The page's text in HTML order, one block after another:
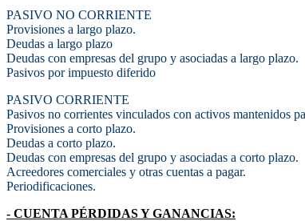
PASIVO NO CORRIENTE
Provisiones a largo plazo.
Deudas a largo plazo
Deudas con empresas del grupo y asociadas a largo plazo.
Pasivos por impuesto diferido
PASIVO CORRIENTE
Pasivos no corrientes vinculados con activos mantenidos
Provisiones a corto plazo.
Deudas a corto plazo.
Deudas con empresas del grupo y asociadas a corto plazo.
Acreedores comerciales y otras cuentas a pagar.
Periodificaciones.
- CUENTA PÉRDIDAS Y GANANCIAS: